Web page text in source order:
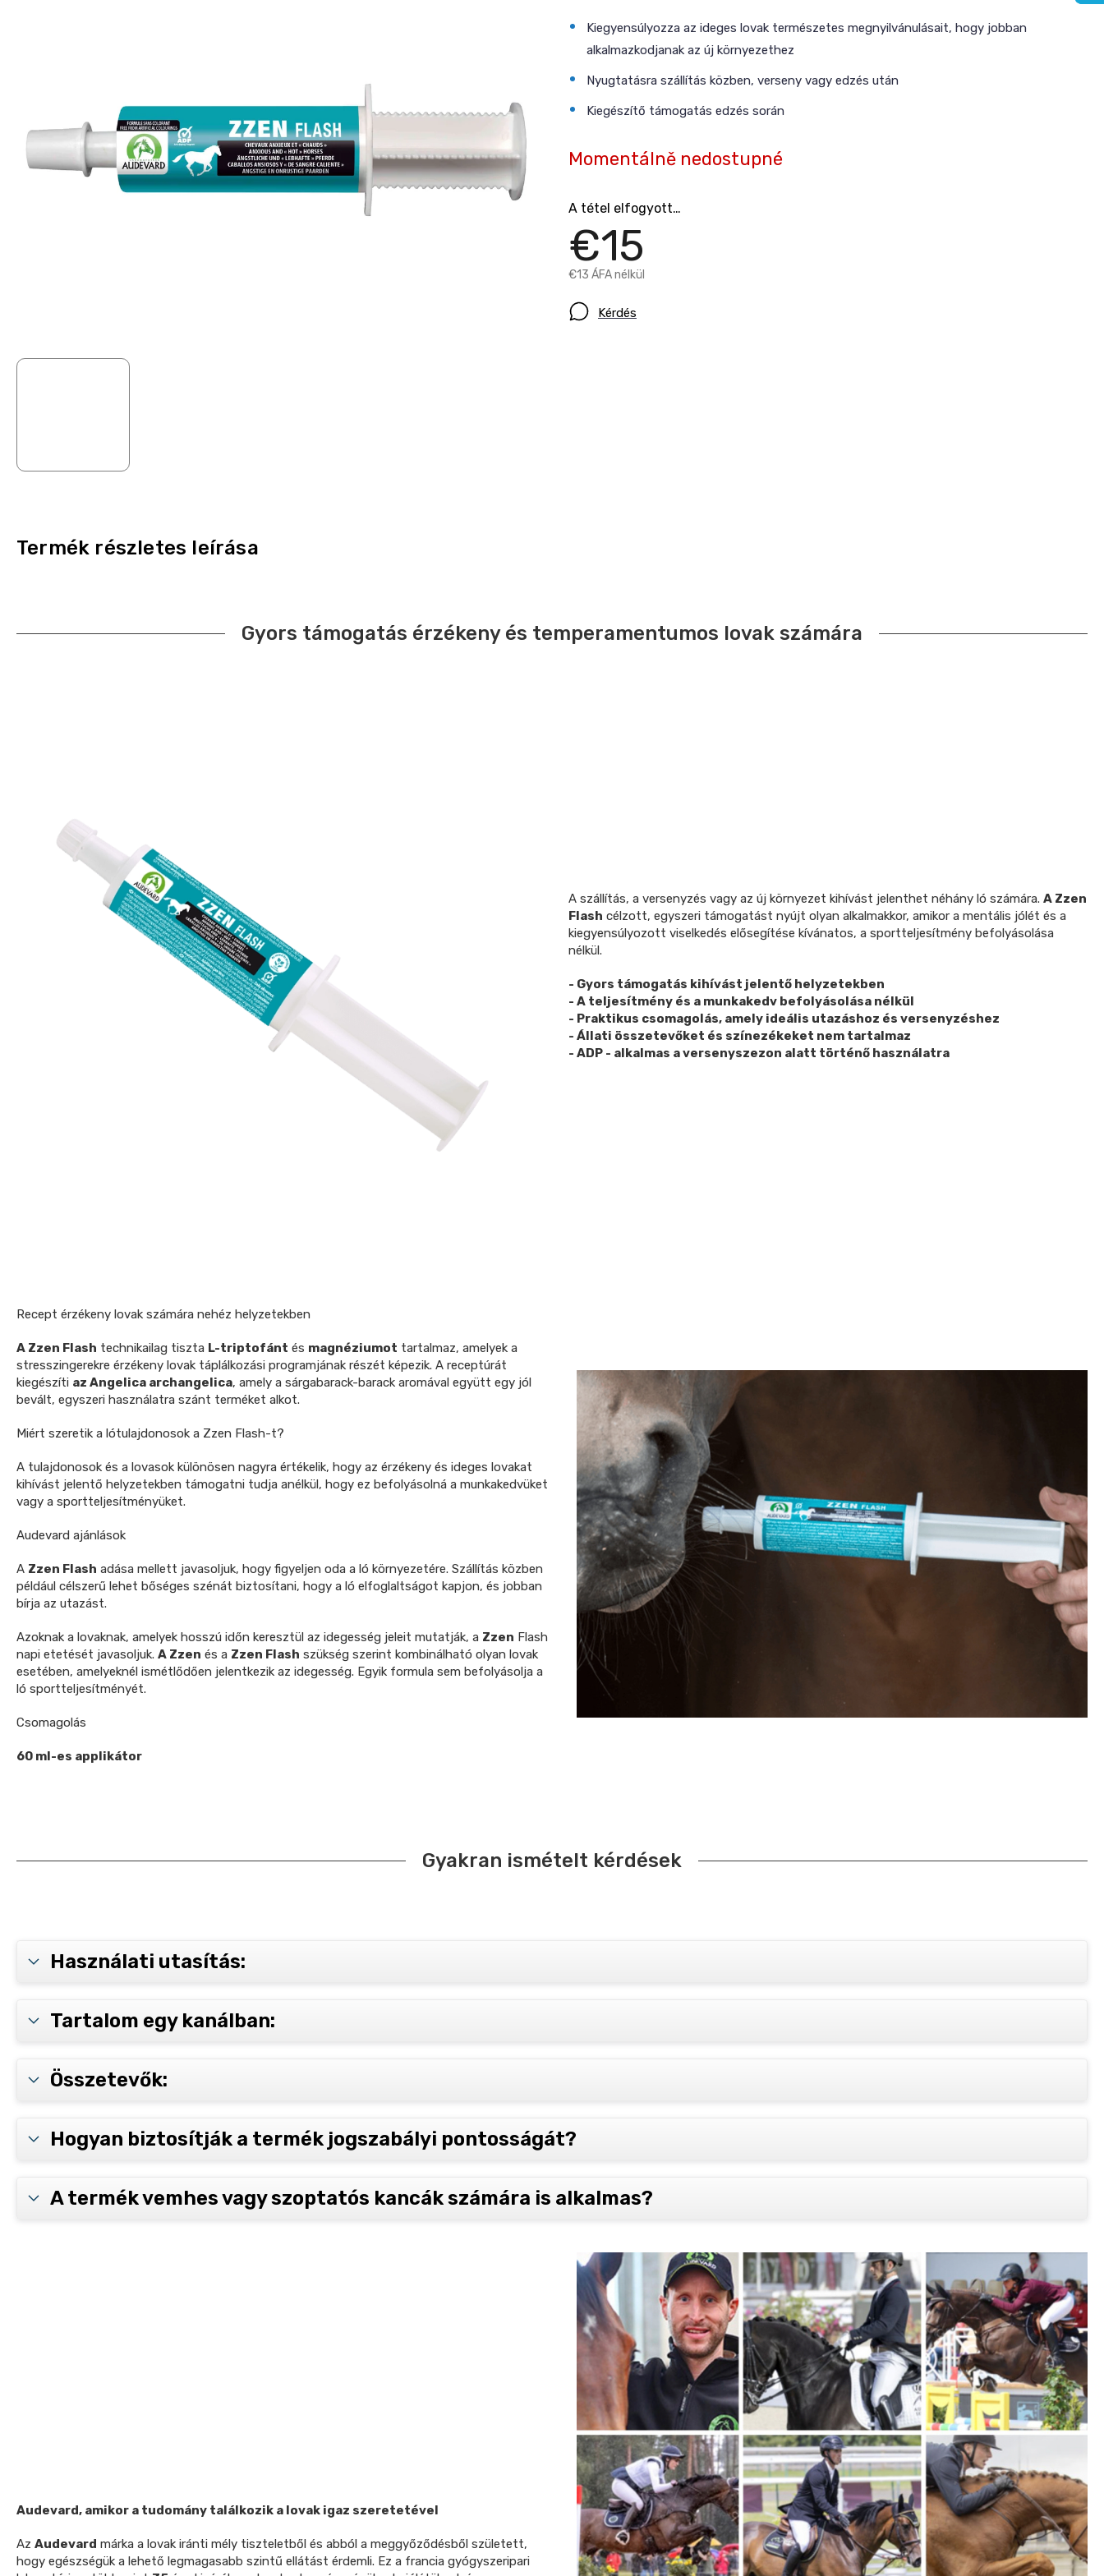
€15
€13 ÁFA nélkül
Momentálně nedostupné
A tétel elfogyott…
Kiegyensúlyozza az ideges lovak természetes megnyilvánulásait, hogy jobban
alkalmazkodjanak az új környezethez
Nyugtatásra szállítás közben, verseny vagy edzés után
Kiegészítő támogatás edzés során
Kérdés
Termék részletes leírása
Gyors támogatás érzékeny és temperamentumos lovak számára
A szállítás, a versenyzés vagy az új környezet kihívást jelenthet néhány ló számára. A Zzen
Flash célzott, egyszeri támogatást nyújt olyan alkalmakkor, amikor a mentális jólét és a
kiegyensúlyozott viselkedés elősegítése kívánatos, a sportteljesítmény befolyásolása
nélkül.
- Gyors támogatás kihívást jelentő helyzetekben
- A teljesítmény és a munkakedv befolyásolása nélkül
- Praktikus csomagolás, amely ideális utazáshoz és versenyzéshez
- Állati összetevőket és színezékeket nem tartalmaz
- ADP - alkalmas a versenyszezon alatt történő használatra
Recept érzékeny lovak számára nehéz helyzetekben
A Zzen Flash technikailag tiszta L-triptofánt és magnéziumot tartalmaz, amelyek a
stresszingerekre érzékeny lovak táplálkozási programjának részét képezik. A receptúrát
kiegészíti az Angelica archangelica, amely a sárgabarack-barack aromával együtt egy jól
bevált, egyszeri használatra szánt terméket alkot.
Miért szeretik a lótulajdonosok a Zzen Flash-t?
A tulajdonosok és a lovasok különösen nagyra értékelik, hogy az érzékeny és ideges lovakat
kihívást jelentő helyzetekben támogatni tudja anélkül, hogy ez befolyásolná a munkakedvüket
vagy a sportteljesítményüket.
Audevard ajánlások
A Zzen Flash adása mellett javasoljuk, hogy figyeljen oda a ló környezetére. Szállítás közben
például célszerű lehet bőséges szénát biztosítani, hogy a ló elfoglaltságot kapjon, és jobban
bírja az utazást.
Azoknak a lovaknak, amelyek hosszú időn keresztül az idegesség jeleit mutatják, a Zzen Flash
napi etetését javasoljuk. A Zzen és a Zzen Flash szükség szerint kombinálható olyan lovak
esetében, amelyeknél ismétlődően jelentkezik az idegesség. Egyik formula sem befolyásolja a
ló sportteljesítményét.
Csomagolás
60 ml-es applikátor
Gyakran ismételt kérdések
Használati utasítás:
Tartalom egy kanálban:
Összetevők:
Hogyan biztosítják a termék jogszabályi pontosságát?
A termék vemhes vagy szoptatós kancák számára is alkalmas?
Audevard, amikor a tudomány találkozik a lovak igaz szeretetével
Az Audevard márka a lovak iránti mély tiszteletből és abból a meggyőződésből született,
hogy egészségük a lehető legmagasabb szintű ellátást érdemli. Ez a francia gyógyszeripari